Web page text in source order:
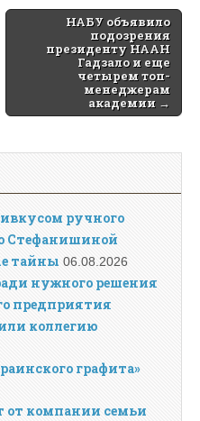
НАБУ объявило
подозрения
президенту НААН
Гадзало и еще
четырем топ-
менеджерам
академии →
ручного
Стефанишиной
тайны 06.08.2026
нужного решения
предприятия
коллегию
графита»
от компании семьи